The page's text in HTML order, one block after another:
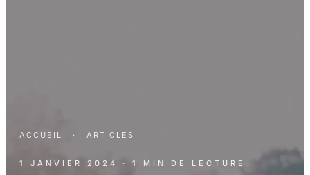
ACCUEIL · ARTICLES
1 JANVIER 2024 · 1 MIN DE LECTURE